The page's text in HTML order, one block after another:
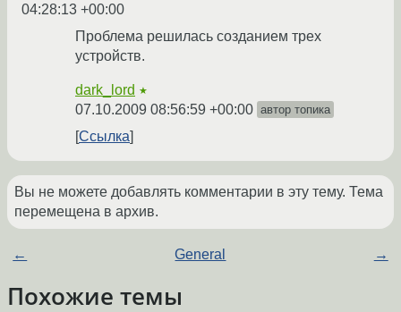
04:28:13 +00:00
Проблема решилась созданием трех
устройств.
dark_lord ★
07.10.2009 08:56:59 +00:00 автор топика
Ссылка
Вы не можете добавлять комментарии в эту тему. Тема
перемещена в архив.
← General →
Похожие темы